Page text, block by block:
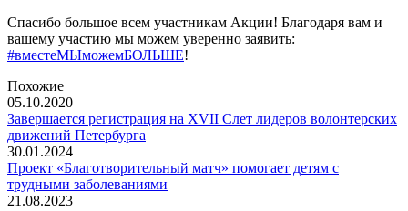
Спасибо большое всем участникам Акции! Благодаря вам и
вашему участию мы можем уверенно заявить:
#вместеМЫможемБОЛЬШЕ!
Похожие
05.10.2020
Завершается регистрация на XVII Слет лидеров волонтерских
движений Петербурга
30.01.2024
Проект «Благотворительный матч» помогает детям с
трудными заболеваниями
21.08.2023